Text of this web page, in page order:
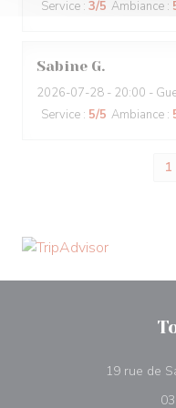
Service : 3/5 Ambiance :
Sabine G
2026-07-28 - 20:00 -
Service : 5/5 Ambiance :
1
19 rue de